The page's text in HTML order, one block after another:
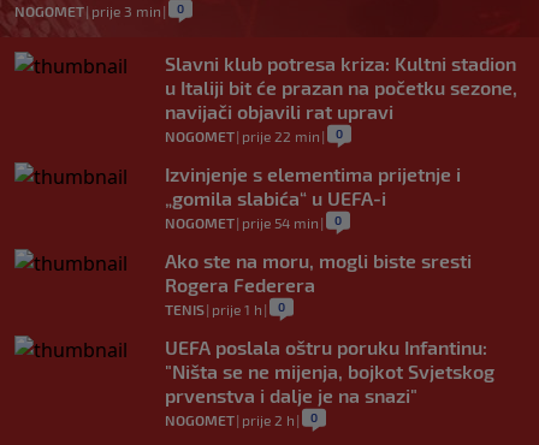
NOGOMET| prije 3 min | 0
Slavni klub potresa kriza: Kultni stadion
u Italiji bit će prazan na početku sezone,
navijači objavili rat upravi
NOGOMET| prije 22 min | 0
Izvinjenje s elementima prijetnje i
„gomila slabića“ u UEFA-i
NOGOMET| prije 54 min | 0
Ako ste na moru, mogli biste sresti
Rogera Federera
TENIS| prije 1 h | 0
UEFA poslala oštru poruku Infantinu:
"Ništa se ne mijenja, bojkot Svjetskog
prvenstva i dalje je na snazi"
NOGOMET| prije 2 h | 0